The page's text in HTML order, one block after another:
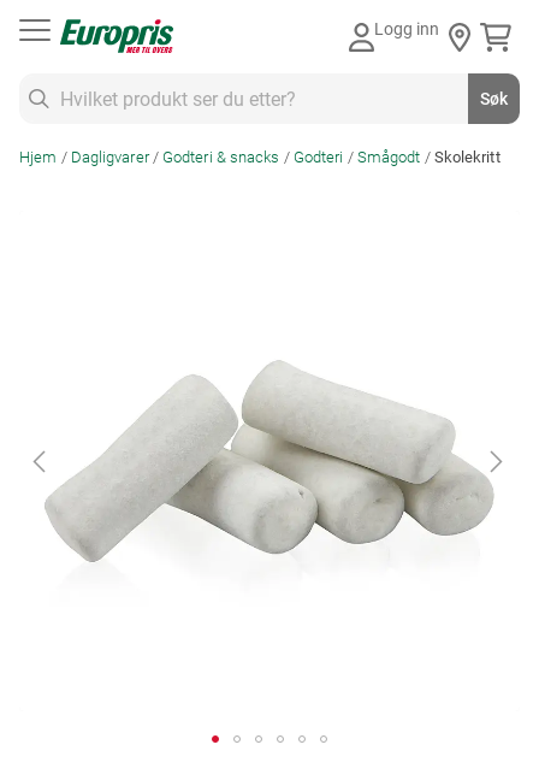
Logg inn
Søk
Hjem Dagligvarer Godteri & snacks Godteri Smågodt Skolekritt